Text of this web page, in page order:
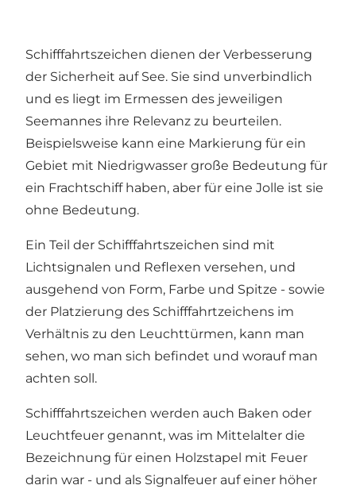
Schifffahrtszeichen dienen der Verbesserung
der Sicherheit auf See. Sie sind unverbindlich
und es liegt im Ermessen des jeweiligen
Seemannes ihre Relevanz zu beurteilen.
Beispielsweise kann eine Markierung für ein
Gebiet mit Niedrigwasser große Bedeutung für
ein Frachtschiff haben, aber für eine Jolle ist sie
ohne Bedeutung.
Ein Teil der Schifffahrtszeichen sind mit
Lichtsignalen und Reflexen versehen, und
ausgehend von Form, Farbe und Spitze - sowie
der Platzierung des Schifffahrtzeichens im
Verhältnis zu den Leuchttürmen, kann man
sehen, wo man sich befindet und worauf man
achten soll.
Schifffahrtszeichen werden auch Baken oder
Leuchtfeuer genannt, was im Mittelalter die
Bezeichnung für einen Holzstapel mit Feuer
darin war - und als Signalfeuer auf einer höher